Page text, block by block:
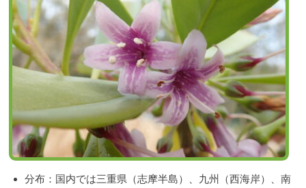
分布：国内では三重県（志摩半島）、九州（西海岸）、南